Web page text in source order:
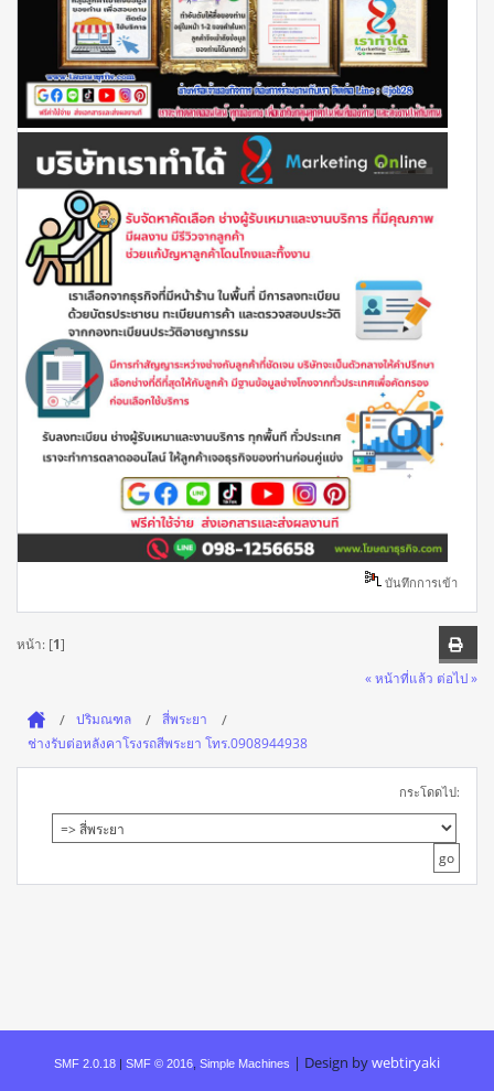
บันทึกการเข้า
หน้า: [1]
« หน้าที่แล้ว ต่อไป »
ปริมณฑล
สี่พระยา
ช่างรับต่อหลังคาโรงรถสีพระยา โทร.0908944938
กระโดดไป:
SMF 2.0.18 | SMF © 2016 Simple Machines | Design bywebtiryaki